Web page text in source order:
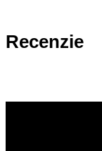
Recenzie